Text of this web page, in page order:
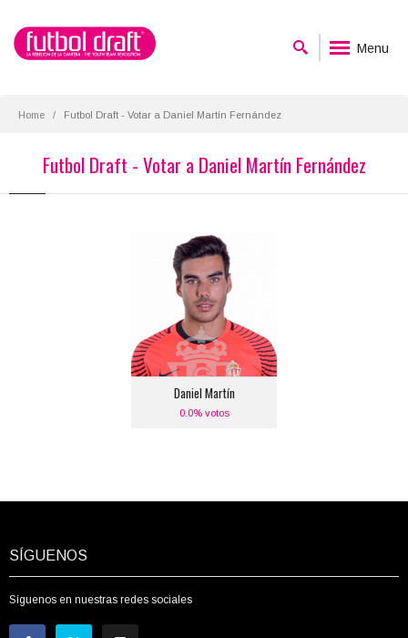
Menu
Home Futbol Draft - Votar a Daniel Martín Fernández
Futbol Draft - Votar a Daniel Martín Fernández
Daniel Martín
0.0% votos
Daniel Martín
Posición:
Portero
Equipo actual:
Sporting de Gijón
SÍGUENOS
Síguenos en nuestras redes sociales